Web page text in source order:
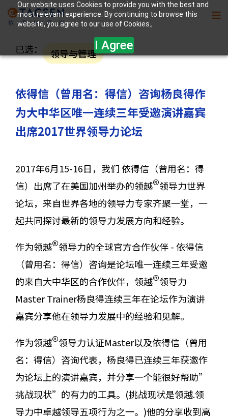
Our website uses Cookies to provide you with the best and
most relevant experience. By continuing to browse this
website, you agree to our use of Cookies。
I Agree
已选： 领导与管理
依得信（曾用名：得信）咨询杨良得作
为大中华区唯一连续三年受邀演讲嘉宾
出席2017世界领导力论坛
2017年6月15-16日，我们 依得信（曾用名：得
信）出席了在美国加州举办的领越®领导力世界
论坛，来自世界各地的领导力专家齐聚一堂，一
起共同探讨最新的领导力发展方向和经验。
作为领越®领导力的全球官方合作伙伴 - 依得信
（曾用名：得信）咨询是论坛唯一连续三年受邀
的来自大中华区的合作伙伴，领越®领导力
Master Trainer杨良得连续三年在论坛作为演讲
嘉宾分享他在领导力发展中的经验和见解。
作为领越®领导力认证Master以及依得信（曾用
名：得信）咨询代表，杨良得已连续三年获邀作
为论坛上的演讲嘉宾，并分享一个能很好帮助”
挑战现状”的有力的工具。(挑战现状是领越.领
导力中卓越领导五项行为之一。)他的分享收到高